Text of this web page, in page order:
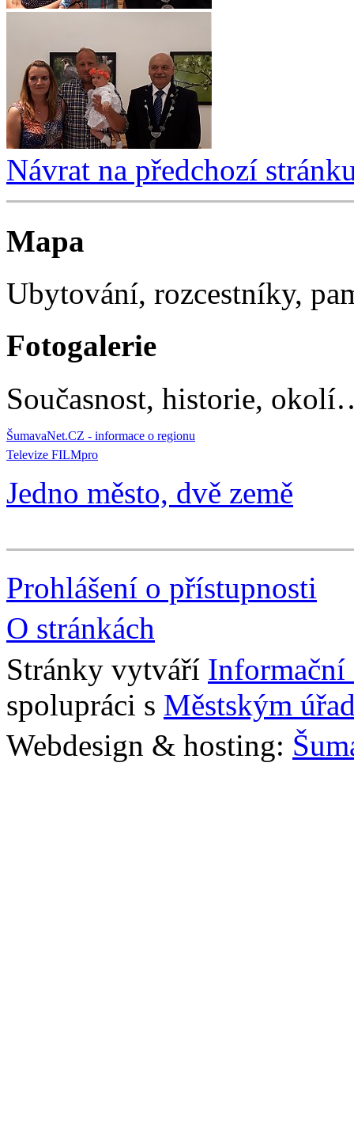
Návrat na předchozí
Mapa
Ubytování, rozcestníky,
Fotogalerie
Současnost, historie,
ŠumavaNet.CZ - informace o regionu
Televize FILMpro
Jedno město, dvě země
Prohlášení o přístupnosti
O stránkách
Stránky vytváří Informační
spolupráci s Městským
Webdesign & hosting: